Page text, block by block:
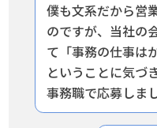
僕も文系だから営
のですが、当社の
て 「事務の仕事は
ということに気づ
事務職で応募しま